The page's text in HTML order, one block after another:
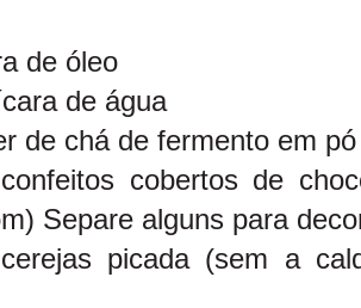
de óleo
de água
de chá de fermento em pó
cobertos de
Separe alguns para
picada (sem a